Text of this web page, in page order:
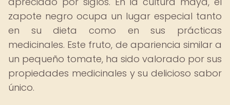
zapote negro ocupa un lugar especial tanto
en su dieta como en sus prácticas
medicinales. Este fruto, de apariencia similar a
un pequeño tomate, ha sido valorado por sus
propiedades medicinales y su delicioso sabor
único.